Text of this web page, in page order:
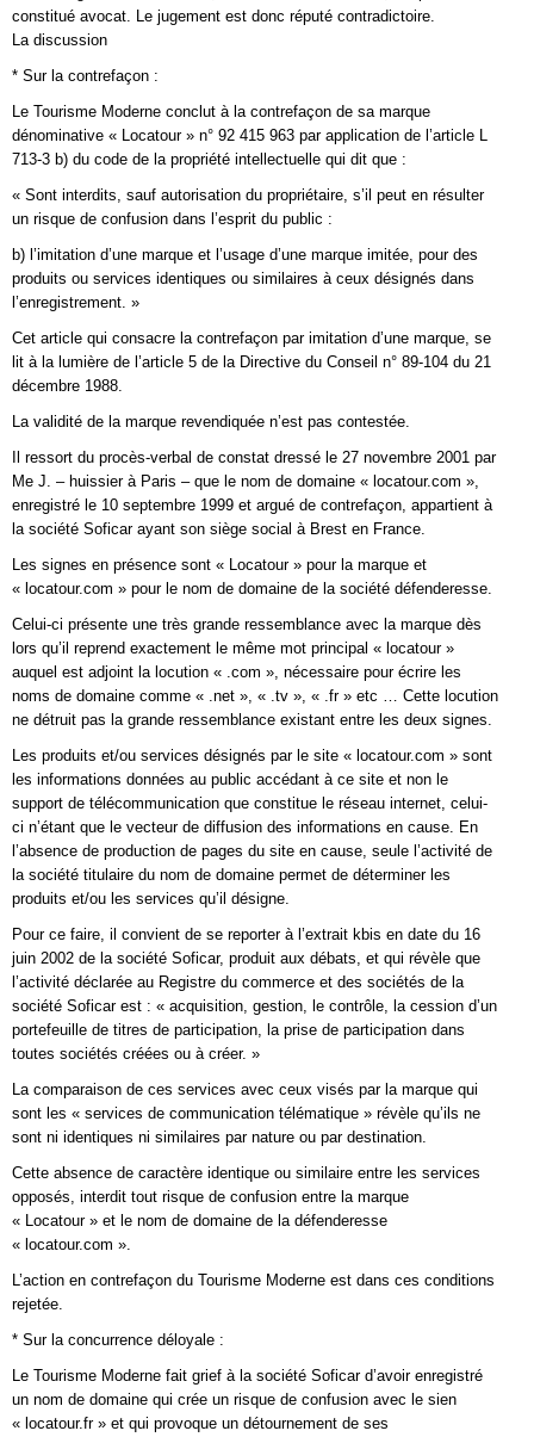
constitué avocat. Le jugement est donc réputé contradictoire.
La discussion
* Sur la contrefaçon :
Le Tourisme Moderne conclut à la contrefaçon de sa marque
dénominative « Locatour » n° 92 415 963 par application de l’article L
713-3 b) du code de la propriété intellectuelle qui dit que :
« Sont interdits, sauf autorisation du propriétaire, s’il peut en résulter
un risque de confusion dans l’esprit du public :
b) l’imitation d’une marque et l’usage d’une marque imitée, pour des
produits ou services identiques ou similaires à ceux désignés dans
l’enregistrement. »
Cet article qui consacre la contrefaçon par imitation d’une marque, se
lit à la lumière de l’article 5 de la Directive du Conseil n° 89-104 du 21
décembre 1988.
La validité de la marque revendiquée n’est pas contestée.
Il ressort du procès-verbal de constat dressé le 27 novembre 2001 par
Me J. – huissier à Paris – que le nom de domaine « locatour.com »,
enregistré le 10 septembre 1999 et argué de contrefaçon, appartient à
la société Soficar ayant son siège social à Brest en France.
Les signes en présence sont « Locatour » pour la marque et
« locatour.com » pour le nom de domaine de la société défenderesse.
Celui-ci présente une très grande ressemblance avec la marque dès
lors qu’il reprend exactement le même mot principal « locatour »
auquel est adjoint la locution « .com », nécessaire pour écrire les
noms de domaine comme « .net », « .tv », « .fr » etc … Cette locution
ne détruit pas la grande ressemblance existant entre les deux signes.
Les produits et/ou services désignés par le site « locatour.com » sont
les informations données au public accédant à ce site et non le
support de télécommunication que constitue le réseau internet, celui-
ci n’étant que le vecteur de diffusion des informations en cause. En
l’absence de production de pages du site en cause, seule l’activité de
la société titulaire du nom de domaine permet de déterminer les
produits et/ou les services qu’il désigne.
Pour ce faire, il convient de se reporter à l’extrait kbis en date du 16
juin 2002 de la société Soficar, produit aux débats, et qui révèle que
l’activité déclarée au Registre du commerce et des sociétés de la
société Soficar est : « acquisition, gestion, le contrôle, la cession d’un
portefeuille de titres de participation, la prise de participation dans
toutes sociétés créées ou à créer. »
La comparaison de ces services avec ceux visés par la marque qui
sont les « services de communication télématique » révèle qu’ils ne
sont ni identiques ni similaires par nature ou par destination.
Cette absence de caractère identique ou similaire entre les services
opposés, interdit tout risque de confusion entre la marque
« Locatour » et le nom de domaine de la défenderesse
« locatour.com ».
L’action en contrefaçon du Tourisme Moderne est dans ces conditions
rejetée.
* Sur la concurrence déloyale :
Le Tourisme Moderne fait grief à la société Soficar d’avoir enregistré
un nom de domaine qui crée un risque de confusion avec le sien
« locatour.fr » et qui provoque un détournement de ses